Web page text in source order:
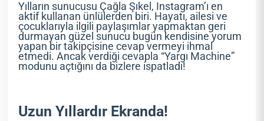
Yılların sunucusu Çağla Şıkel, Instagram’ı en
aktif kullanan ünlülerden biri. Hayatı, ailesi ve
çocuklarıyla ilgili paylaşımlar yapmaktan geri
durmayan güzel sunucu bugün kendisine yorum
yapan bir takipçisine cevap vermeyi ihmal
etmedi. Ancak verdiği cevapla “Yargı Machine”
modunu açtığını da bizlere ispatladı!
Uzun Yıllardır Ekranda!